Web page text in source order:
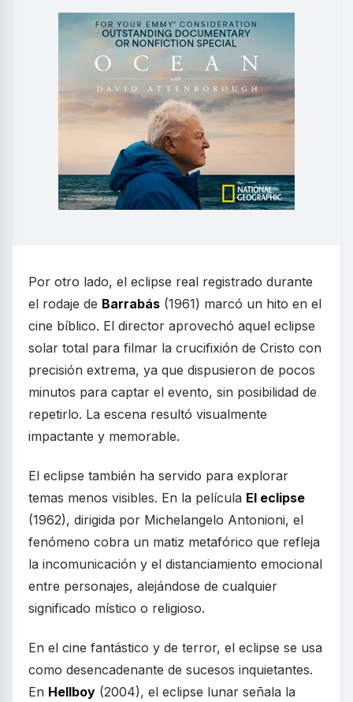
Por otro lado, el eclipse real registrado durante
el rodaje de Barrabás (1961) marcó un hito en el
cine bíblico. El director aprovechó aquel eclipse
solar total para filmar la crucifixión de Cristo con
precisión extrema, ya que dispusieron de pocos
minutos para captar el evento, sin posibilidad de
repetirlo. La escena resultó visualmente
impactante y memorable.
El eclipse también ha servido para explorar
temas menos visibles. En la película El eclipse
(1962), dirigida por Michelangelo Antonioni, el
fenómeno cobra un matiz metafórico que refleja
la incomunicación y el distanciamiento emocional
entre personajes, alejándose de cualquier
significado místico o religioso.
En el cine fantástico y de terror, el eclipse se usa
como desencadenante de sucesos inquietantes.
En Hellboy (2004), el eclipse lunar señala la